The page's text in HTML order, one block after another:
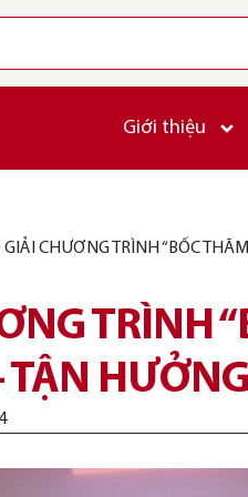
Giới thiệu
GIẢI CHƯƠNG TRÌNH “BỐC
TRÌNH